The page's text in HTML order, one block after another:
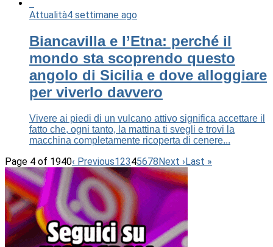
Attualità4 settimane ago
Biancavilla e l’Etna: perché il
mondo sta scoprendo questo
angolo di Sicilia e dove alloggiare
per viverlo davvero
Vivere ai piedi di un vulcano attivo significa accettare il
fatto che, ogni tanto, la mattina ti svegli e trovi la
macchina completamente ricoperta di cenere...
Page 4 of 1940‹ Previous12345678Next ›Last »